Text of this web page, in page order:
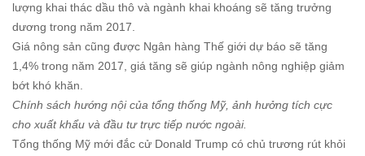
lượng khai thác dầu thô và ngành khai khoáng sẽ tăng trưởng
dương trong năm 2017.
Giá nông sản cũng được Ngân hàng Thế giới dự báo sẽ tăng
1,4% trong năm 2017, giá tăng sẽ giúp ngành nông nghiệp giảm
bớt khó khăn.
Chính sách hướng nội của tổng thống Mỹ, ảnh hưởng tích cực
cho xuất khẩu và đầu tư trực tiếp nước ngoài.
Tổng thống Mỹ mới đắc cử Donald Trump có chủ trương rút khỏi